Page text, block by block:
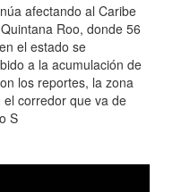
afectando al Caribe
Roo, donde 56
el estado se
a la acumulación de
los reportes, la zona
corredor que va de
S